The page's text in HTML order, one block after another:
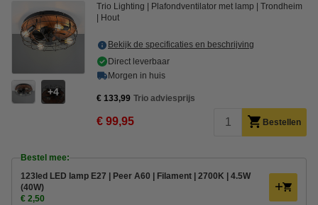
4
Trio Lighting Plafondventilator met lamp
Trondheim
Hout
Bekijk de specificaties en beschrijving
Direct leverbaar
Morgen in huis
€ 133,99 Trio adviesprijs
€ 99,95 Bestellen
Bestel mee:
123led LED lamp E27 | Peer A60 | Filament | 2700K | 4.5W
(40W)
€ 2,50